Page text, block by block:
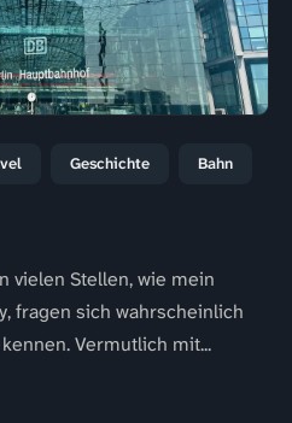
Geschichte Bahn
vielen Stellen, wie mein
fragen sich wahrscheinlich
Vermutlich mit...